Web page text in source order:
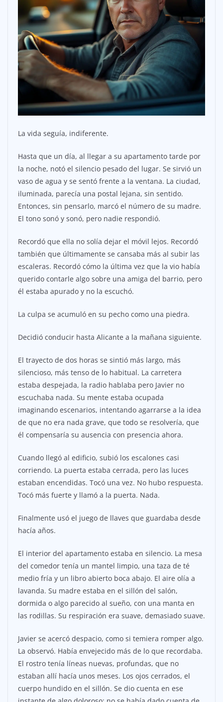
La vida seguía, indiferente.
Hasta que un día, al llegar a su apartamento tarde por
la noche, notó el silencio pesado del lugar. Se sirvió un
vaso de agua y se sentó frente a la ventana. La ciudad,
iluminada, parecía una postal lejana, sin sentido.
Entonces, sin pensarlo, marcó el número de su madre.
El tono sonó y sonó, pero nadie respondió.
Recordó que ella no solía dejar el móvil lejos. Recordó
también que últimamente se cansaba más al subir las
escaleras. Recordó cómo la última vez que la vio había
querido contarle algo sobre una amiga del barrio, pero
él estaba apurado y no la escuchó.
La culpa se acumuló en su pecho como una piedra.
Decidió conducir hasta Alicante a la mañana siguiente.
El trayecto de dos horas se sintió más largo, más
silencioso, más tenso de lo habitual. La carretera
estaba despejada, la radio hablaba pero Javier no
escuchaba nada. Su mente estaba ocupada
imaginando escenarios, intentando agarrarse a la idea
de que no era nada grave, que todo se resolvería, que
él compensaría su ausencia con presencia ahora.
Cuando llegó al edificio, subió los escalones casi
corriendo. La puerta estaba cerrada, pero las luces
estaban encendidas. Tocó una vez. No hubo respuesta.
Tocó más fuerte y llamó a la puerta. Nada.
Finalmente usó el juego de llaves que guardaba desde
hacía años.
El interior del apartamento estaba en silencio. La mesa
del comedor tenía un mantel limpio, una taza de té
medio fría y un libro abierto boca abajo. El aire olía a
lavanda. Su madre estaba en el sillón del salón,
dormida o algo parecido al sueño, con una manta en
las rodillas. Su respiración era suave, demasiado suave.
Javier se acercó despacio, como si temiera romper algo.
La observó. Había envejecido más de lo que recordaba.
El rostro tenía líneas nuevas, profundas, que no
estaban allí hacía unos meses. Los ojos cerrados, el
cuerpo hundido en el sillón. Se dio cuenta en ese